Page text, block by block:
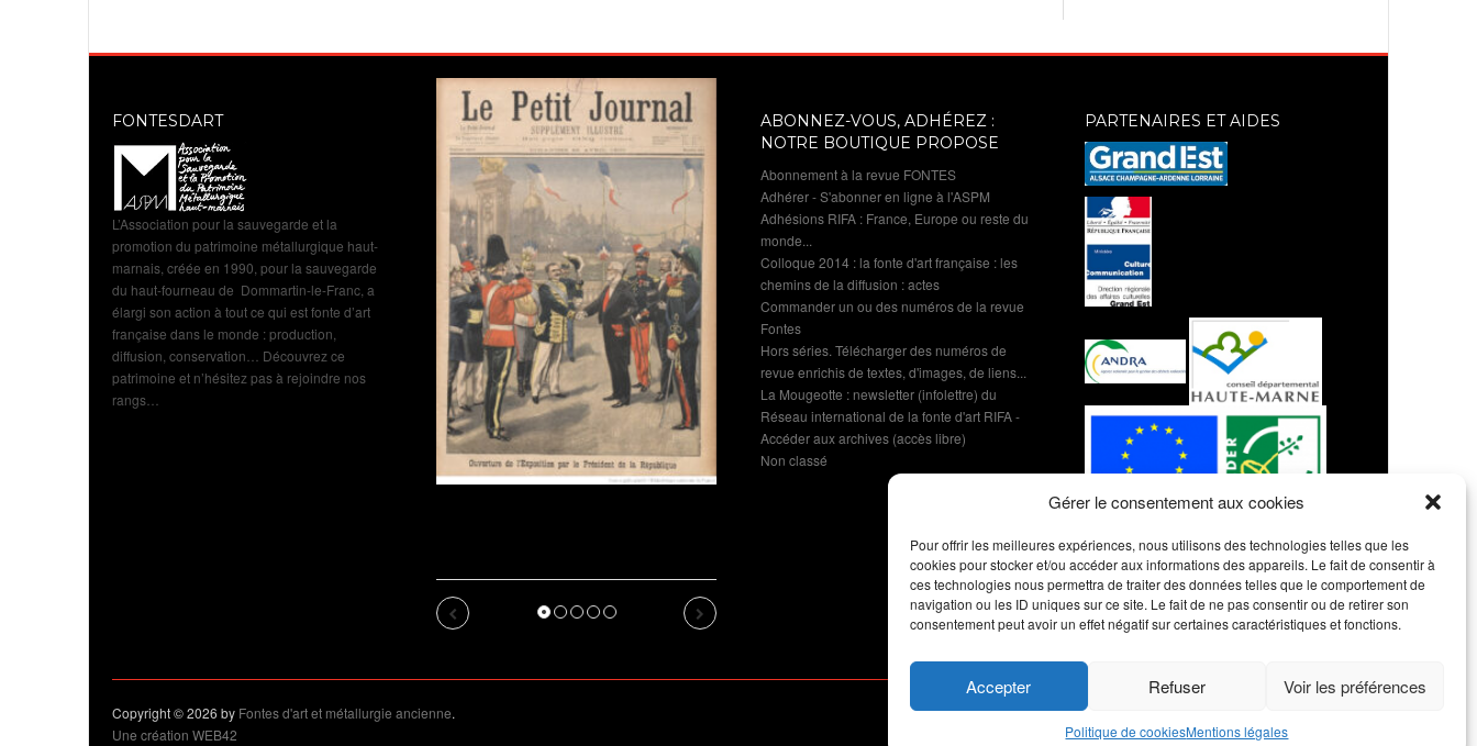
Gérer le consentement aux cookies
Pour offrir les meilleures expériences, nous utilisons des technologies telles que les
cookies pour stocker et/ou accéder aux informations des appareils. Le fait de consentir à
ces technologies nous permettra de traiter des données telles que le comportement de
navigation ou les ID uniques sur ce site. Le fait de ne pas consentir ou de retirer son
consentement peut avoir un effet négatif sur certaines caractéristiques et fonctions.
Accepter Refuser Voir les préférences
Politique de cookiesMentions légales
FONTESDART
L’Association pour la sauvegarde et la
promotion du patrimoine métallurgique haut-
marnais, créée en 1990, pour la sauvegarde
du haut-fourneau de Dommartin-le-Franc, a
élargi son action à tout ce qui est fonte d’art
française dans le monde : production,
diffusion, conservation… Découvrez ce
patrimoine et n’hésitez pas à rejoindre nos
rangs…
Revue de presse : l’Union
annonce l’Exposition de
Dommartin-le-Franc
Previous Next
ABONNEZ-VOUS, ADHÉREZ :
NOTRE BOUTIQUE PROPOSE
Abonnement à la revue FONTES
Adhérer - S'abonner en ligne à l'ASPM
Adhésions RIFA : France, Europe ou reste du
monde...
Colloque 2014 : la fonte d'art française : les
chemins de la diffusion : actes
Commander un ou des numéros de la revue
Fontes
Hors séries. Télécharger des numéros de
revue enrichis de textes, d'images, de liens...
La Mougeotte : newsletter (infolettre) du
Réseau international de la fonte d'art RIFA -
Accéder aux archives (accès libre)
Non classé
PARTENAIRES ET AIDES
Copyright © 2026 by Fontes d'art et métallurgie ancienne.
Une création WEB42